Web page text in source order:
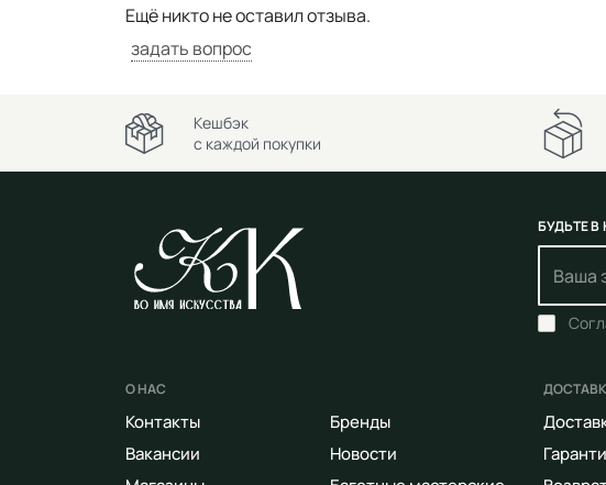
Ещё никто не оставил отзыва.
задать вопрос
Кешбэк
с каждой покупки
БУДЬТЕ
О НАС
Контакты
Вакансии
Бренды
Новости